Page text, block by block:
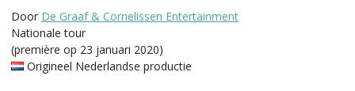
Door De Graaf & Cornelissen Entertainment
Nationale tour
(première op 23 januari 2020)
Origineel Nederlandse productie